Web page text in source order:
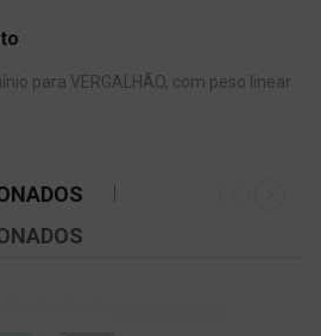
para VERGALHÃO, com peso linear